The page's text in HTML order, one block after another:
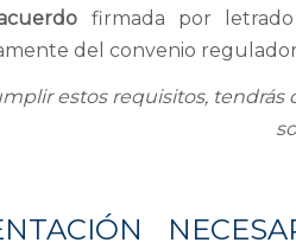
firmada por
del convenio
estos requisitos, tendrás